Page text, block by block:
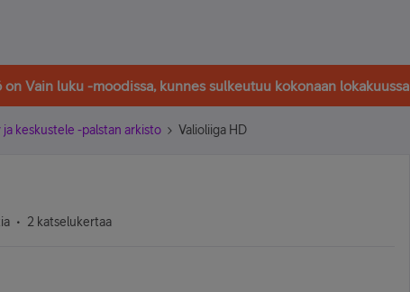
on Vain luku -moodissa, kunnes sulkeutuu kokonaan lokakuussa
ja keskustele -palstan arkisto Valioliiga HD
2 katselukertaa